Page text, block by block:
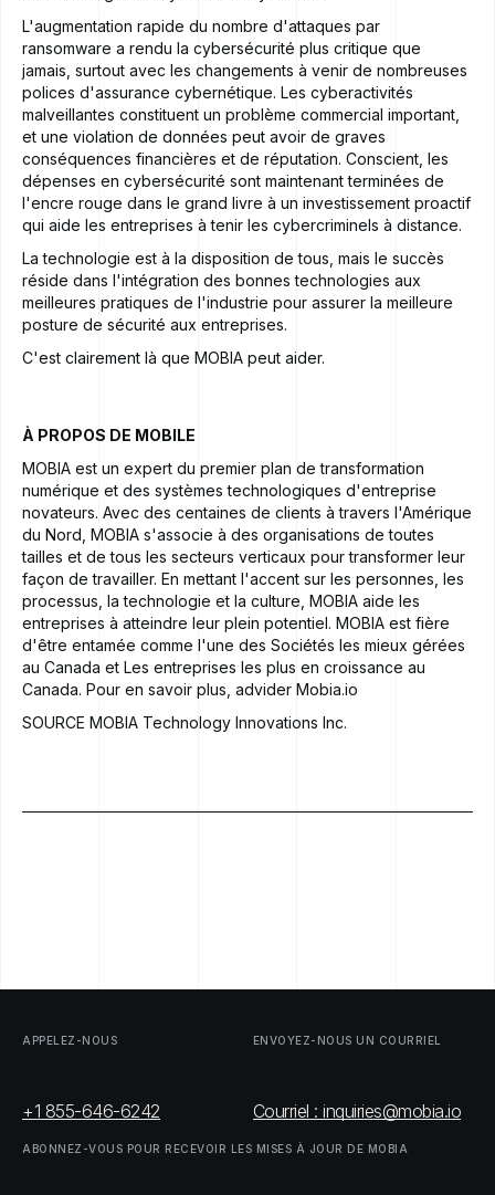
L'augmentation rapide du nombre d'attaques par
ransomware a rendu la cybersécurité plus critique que
jamais, surtout avec les changements à venir de nombreuses
polices d'assurance cybernétique. Les cyberactivités
malveillantes constituent un problème commercial important,
et une violation de données peut avoir de graves
conséquences financières et de réputation. Conscient, les
dépenses en cybersécurité sont maintenant terminées de
l'encre rouge dans le grand livre à un investissement proactif
qui aide les entreprises à tenir les cybercriminels à distance.
La technologie est à la disposition de tous, mais le succès
réside dans l'intégration des bonnes technologies aux
meilleures pratiques de l'industrie pour assurer la meilleure
posture de sécurité aux entreprises.
C'est clairement là que MOBIA peut aider.
À PROPOS DE MOBILE
MOBIA est un expert du premier plan de transformation
numérique et des systèmes technologiques d'entreprise
novateurs. Avec des centaines de clients à travers l'Amérique
du Nord, MOBIA s'associe à des organisations de toutes
tailles et de tous les secteurs verticaux pour transformer leur
façon de travailler. En mettant l'accent sur les personnes, les
processus, la technologie et la culture, MOBIA aide les
entreprises à atteindre leur plein potentiel. MOBIA est fière
d'être entamée comme l'une des Sociétés les mieux gérées
au Canada et Les entreprises les plus en croissance au
Canada. Pour en savoir plus, advider Mobia.io
SOURCE MOBIA Technology Innovations Inc.
APPELEZ-NOUS
+1 855-646-6242
ENVOYEZ-NOUS UN COURRIEL
Courriel : inquiries@mobia.io
ABONNEZ-VOUS POUR RECEVOIR LES MISES À JOUR DE MOBIA